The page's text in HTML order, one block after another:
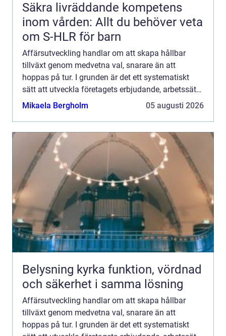
Säkra livräddande kompetens
inom vården: Allt du behöver veta
om S-HLR för barn
Affärsutveckling handlar om att skapa hållbar
tillväxt genom medvetna val, snarare än att
hoppas på tur. I grunden är det ett systematiskt
sätt att utveckla företagets erbjudande, arbetssätt
och kunderbjudande så att varje insats ger bättre
Mikaela Bergholm 05 augusti 2026
Belysning kyrka funktion, vördnad
och säkerhet i samma lösning
Affärsutveckling handlar om att skapa hållbar
tillväxt genom medvetna val, snarare än att
hoppas på tur. I grunden är det ett systematiskt